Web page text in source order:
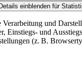
Details einblenden für
Verarbeitung und
Einstiegs- und
(z. B.